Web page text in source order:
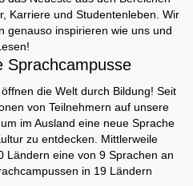
Karriere und Studentenleben. Wir
genauso inspirieren wie uns und
Sprachcampusse
die Welt durch Bildung! Seit
von Teilnehmern auf unsere
im Ausland eine neue Sprache
zu entdecken. Mittlerweile
Ländern eine von 9 Sprachen an
in 19 Ländern